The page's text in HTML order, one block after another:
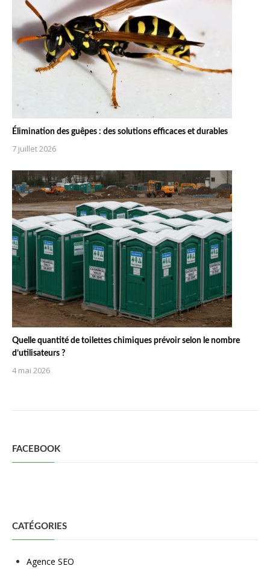
Élimination des guêpes : des solutions efficaces et durables
7 juillet 2026
Quelle quantité de toilettes chimiques prévoir selon le nombre
d’utilisateurs ?
4 mai 2026
FACEBOOK
CATÉGORIES
Agence SEO